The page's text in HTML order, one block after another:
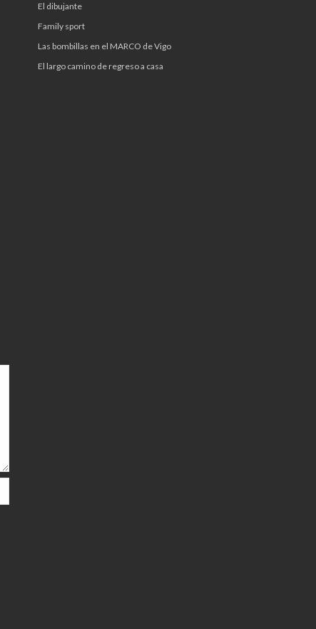
El dibujante
Family sport
Las bombillas en el MARCO de Vigo
El largo camino de regreso a casa